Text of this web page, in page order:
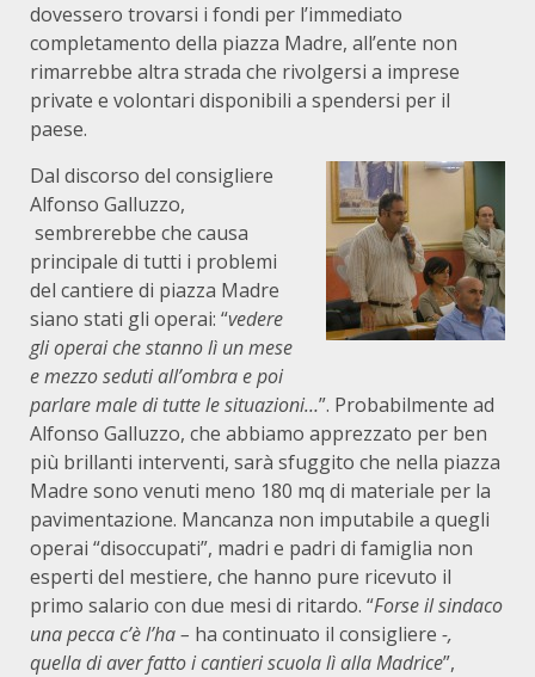
dovessero trovarsi i fondi per l’immediato
completamento della piazza Madre, all’ente non
rimarrebbe altra strada che rivolgersi a imprese
private e volontari disponibili a spendersi per il
paese.
Dal discorso del consigliere
Alfonso Galluzzo,
sembrerebbe che causa
principale di tutti i problemi
del cantiere di piazza Madre
siano stati gli operai: “vedere
gli operai che stanno lì un mese
e mezzo seduti all’ombra e poi
parlare male di tutte le situazioni…”. Probabilmente ad
Alfonso Galluzzo, che abbiamo apprezzato per ben
più brillanti interventi, sarà sfuggito che nella piazza
Madre sono venuti meno 180 mq di materiale per la
pavimentazione. Mancanza non imputabile a quegli
operai “disoccupati”, madri e padri di famiglia non
esperti del mestiere, che hanno pure ricevuto il
primo salario con due mesi di ritardo. “Forse il sindaco
una pecca c’è l’ha – ha continuato il consigliere -,
quella di aver fatto i cantieri scuola lì alla Madrice”,